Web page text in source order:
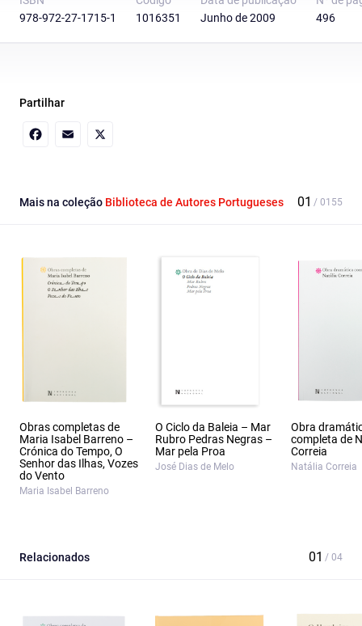
978-972-27-1715-1
1016351
Junho de 2009
496
Partilhar
Mais na coleção Biblioteca de Autores Portugueses
Obras completas de
Maria Isabel Barreno –
Crónica do Tempo, O
Senhor das Ilhas, Vozes
do Vento
Maria Isabel Barreno
O Ciclo da Baleia – Mar
Rubro Pedras Negras –
Mar pela Proa
José Dias de Melo
Obra
completa de
Correia
Natália Correia
Relacionados